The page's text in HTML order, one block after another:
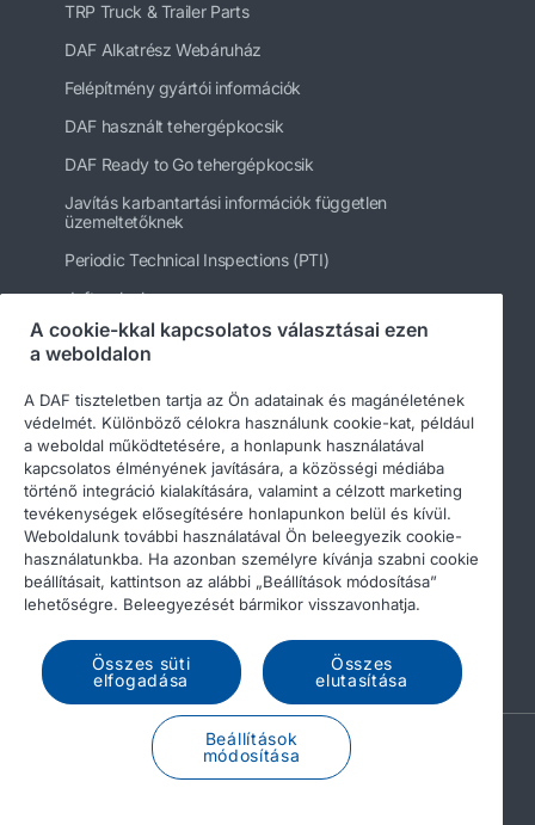
TRP Truck & Trailer Parts
DAF Alkatrész Webáruház
Felépítmény gyártói információk
DAF használt tehergépkocsik
DAF Ready to Go tehergépkocsik
Javítás karbantartási információk független
üzemeltetőknek
Periodic Technical Inspections (PTI)
daftrucks.hu
Egyéb DAF webhelyek
© 2026 DAF Legal notice
Privacy statement
General conditions
A DAF és a cookie-k
Income Tax Report
A PACCAR COMPANY
DRIVEN BY QUALITY
A cookie-kkal kapcsolatos választásai ezen
a weboldalon
A DAF tiszteletben tartja az Ön adatainak és magánéletének
védelmét. Különböző célokra használunk cookie-kat, például
a weboldal működtetésére, a honlapunk használatával
kapcsolatos élményének javítására, a közösségi médiába
történő integráció kialakítására, valamint a célzott marketing
tevékenységek elősegítésére honlapunkon belül és kívül.
Weboldalunk további használatával Ön beleegyezik cookie-
használatunkba. Ha azonban személyre kívánja szabni cookie
beállításait, kattintson az alábbi „Beállítások módosítása”
lehetőségre. Beleegyezését bármikor visszavonhatja.
Összes süti
elfogadása
Összes
elutasítása
Beállítások
módosítása